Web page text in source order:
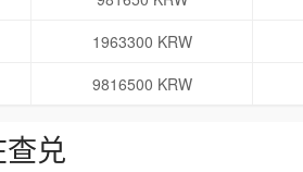
1963300 KRW
9816500 KRW
兑